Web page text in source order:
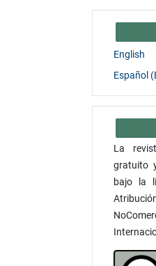
English
Español
La
gratuito
bajo la